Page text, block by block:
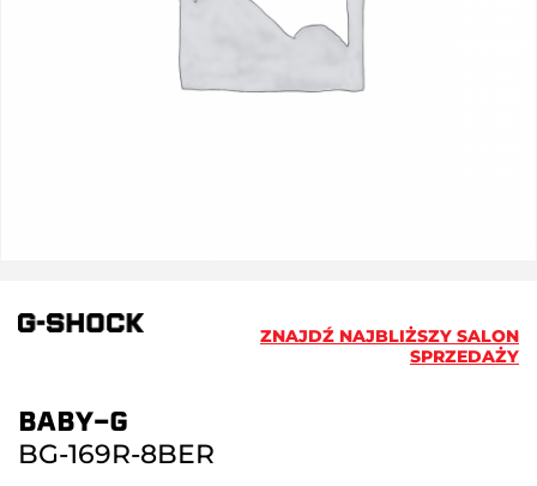
ZNAJDŹ NAJBLIŻSZY SALON
SPRZEDAŻY
BABY-G
BG-169R-8BER